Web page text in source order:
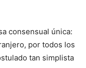
consensual única:
por todos los
tan simplista